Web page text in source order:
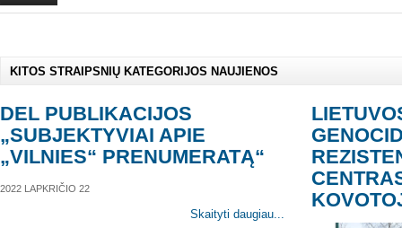
KITOS STRAIPSNIŲ KATEGORIJOS NAUJIENOS
DEL PUBLIKACIJOS
„SUBJEKTYVIAI APIE
„VILNIES“ PRENUMERATĄ“
2022 LAPKRIČIO 22
Skaityti daugiau...